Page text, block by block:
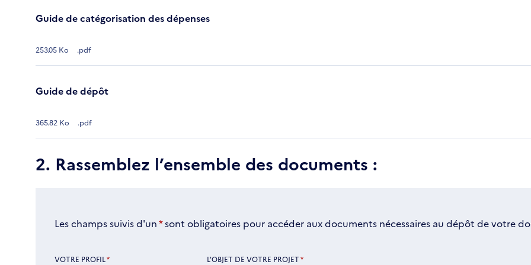
Guide de catégorisation des dépenses
253.05 Ko .pdf
Guide de dépôt
365.82 Ko .pdf
2. Rassemblez l’ensemble des documents :
Les champs suivis d'un*sont obligatoires pour accéder aux documents nécessaires au dépôt de votre
VOTRE PROFIL * L'OBJET DE VOTRE PROJET*